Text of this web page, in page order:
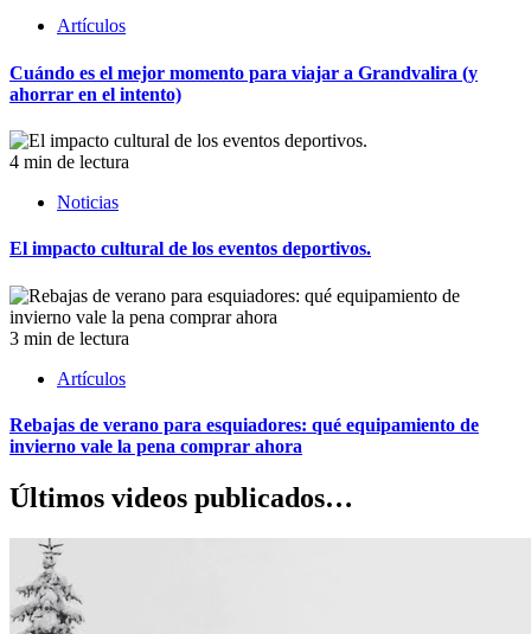
Artículos
Cuándo es el mejor momento para viajar a Grandvalira (y
ahorrar en el intento)
4 min de lectura
Noticias
El impacto cultural de los eventos deportivos.
3 min de lectura
Artículos
Rebajas de verano para esquiadores: qué equipamiento de
invierno vale la pena comprar ahora
Últimos videos publicados…